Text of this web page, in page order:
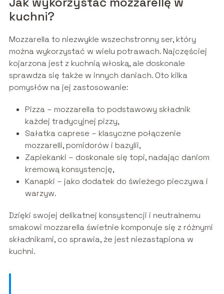
kuchni?
Mozzarella to niezwykle wszechstronny ser, który
można wykorzystać w wielu potrawach. Najczęściej
kojarzona jest z kuchnią włoską, ale doskonale
sprawdza się także w innych daniach. Oto kilka
pomysłów na jej zastosowanie:
Pizza – mozzarella to podstawowy składnik
każdej tradycyjnej pizzy,
Sałatka caprese – klasyczne połączenie
mozzarelli, pomidorów i bazylii,
Zapiekanki – doskonale się topi, nadając daniom
kremową konsystencję,
Kanapki – jako dodatek do świeżego pieczywa i
warzyw.
Dzięki swojej delikatnej konsystencji i neutralnemu
smakowi mozzarella świetnie komponuje się z różnymi
składnikami, co sprawia, że jest niezastąpiona w
kuchni.